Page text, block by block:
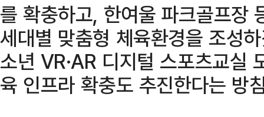
를 확충하고, 한여울 파크골프장
세대별 맞춤형 체육환경을 조성
소년 VR·AR 디지털 스포츠교실
육 인프라 확충도 추진한다는 방